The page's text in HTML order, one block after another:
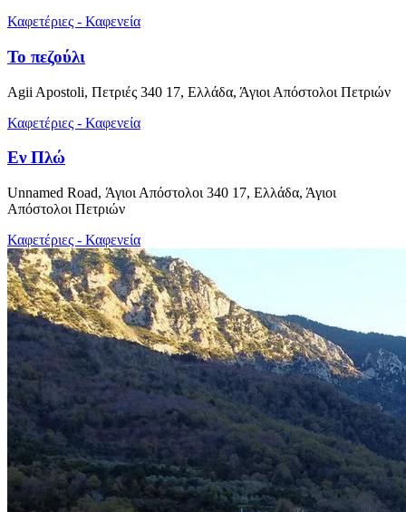
Καφετέριες - Καφενεία
Το πεζούλι
Agii Apostoli, Πετριές 340 17, Ελλάδα, Άγιοι Απόστολοι Πετριών
Καφετέριες - Καφενεία
Εν Πλώ
Unnamed Road, Άγιοι Απόστολοι 340 17, Ελλάδα, Άγιοι
Απόστολοι Πετριών
Καφετέριες - Καφενεία